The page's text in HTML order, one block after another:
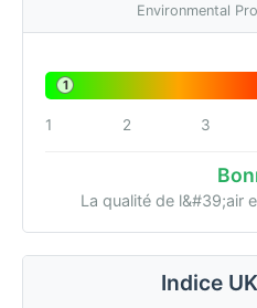
Environmental
1
1 2 3
La qualité de l&#39;air
Indice